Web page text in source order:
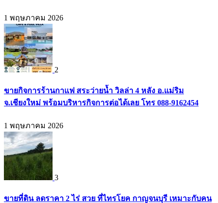
1 พฤษภาคม 2026
2
ขายกิจการร้านกาแฟ สระว่ายน้ำ วิลล่า 4 หลัง อ.แม่ริม
จ.เชียงใหม่ พร้อมบริหารกิจการต่อได้เลย โทร 088-9162454
1 พฤษภาคม 2026
3
ขายที่ดิน ลดราคา 2 ไร่ สวย ที่ไทรโยค กาญจนบุรี เหมาะกับคน